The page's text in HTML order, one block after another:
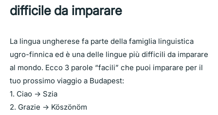
difficile da imparare
La lingua ungherese fa parte della famiglia linguistica
ugro-finnica ed è una delle lingue più difficili da imparare
al mondo. Ecco 3 parole “facili” che puoi imparare per il
tuo prossimo viaggio a Budapest:
1. Ciao -> Szia
2. Grazie -> Köszönöm